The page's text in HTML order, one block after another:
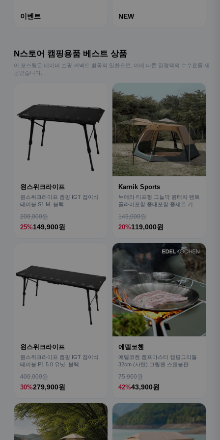
이벤트 NEW
N스토어 캠핑용품 베스트 상품
이 포스팅은 네이버 쇼핑 커넥트 활동의 일환으로, 이에 따른 일정액의 수수료를 제
공받습니다.
원스위크라이프
원스위크라이프 캠핑 IGT 접이식
테이블 S1 M, 블랙
200,000원
25%149,900원
Karnik Sports
뉴에라 타프형 그늘막 원터치 텐트
플라이포함 폴대포함 풀세트 기본
149,000원
20%119,000원
원스위크라이프
원스위크라이프 캠핑 IGT 접이식
테이블 P1 5.0 유닛, 블랙
400,000원
30%279,900원
에델코첸
에델코첸 캠프마스터 캠핑그리들
32cm (사틴) 그릴팬 스텐불판
75,900원
42%43,900원